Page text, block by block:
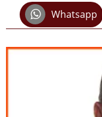
Whatsapp